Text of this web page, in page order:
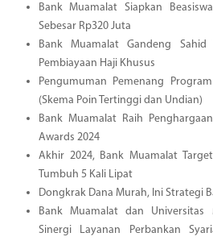
Bank Muamalat Siapkan
Sebesar Rp320 Juta
Bank Muamalat Gandeng
Pembiayaan Haji Khusus
Pengumuman Pemenang
(Skema Poin Tertinggi dan Undian)
Bank Muamalat Raih
Awards 2024
Akhir 2024, Bank Muamalat
Tumbuh 5 Kali Lipat
Dongkrak Dana Murah, Ini Strategi
Bank Muamalat dan Universitas
Sinergi Layanan Perbankan